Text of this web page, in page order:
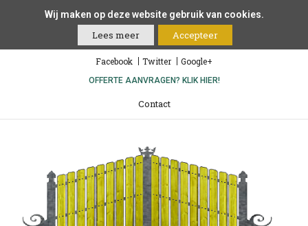
Wij maken op deze website gebruik van cookies.
Lees meer Accepteer
Facebook Twitter Google+
OFFERTE AANVRAGEN? KLIK HIER!
Contact